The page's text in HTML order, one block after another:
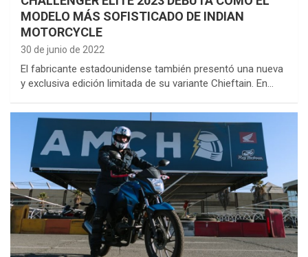
MODELO MÁS SOFISTICADO DE INDIAN
MOTORCYCLE
30 de junio de 2022
El fabricante estadounidense también presentó una nueva
y exclusiva edición limitada de su variante Chieftain. En…